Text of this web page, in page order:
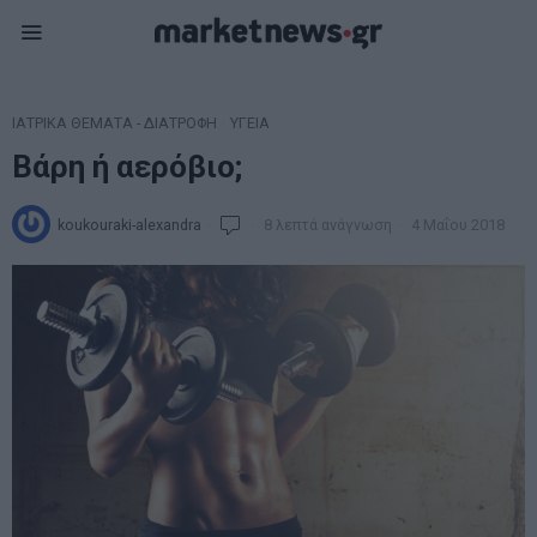
ΙΑΤΡΙΚΑ ΘΕΜΑΤΑ - ΔΙΑΤΡΟΦΗ ΥΓΕΙΑ
Βάρη ή αερόβιο;
koukouraki-alexandra 8 λεπτά ανάγνωση 4 Μαΐου 2018